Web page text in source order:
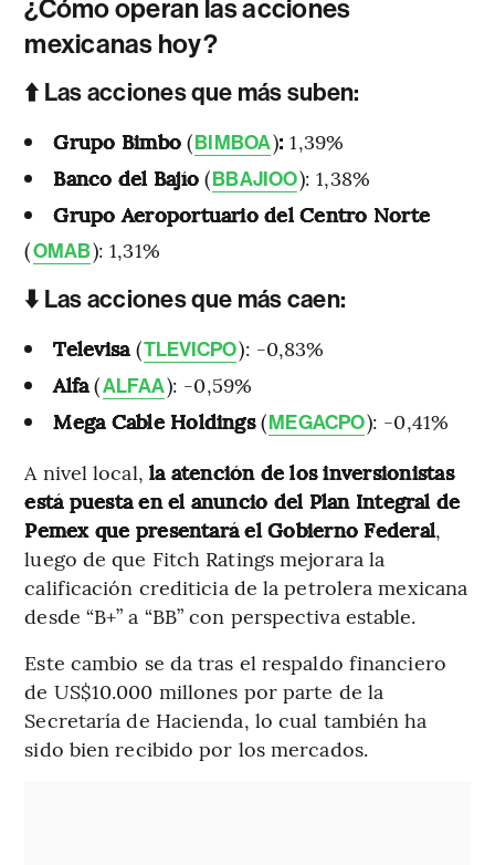
¿Cómo operan las acciones
mexicanas hoy?
⬆️ Las acciones que más suben:
Grupo Bimbo(BIMBOA): 1,39%
Banco del Bajío(BBAJIOO): 1,38%
Grupo Aeroportuario del Centro Norte
(OMAB): 1,31%
⬇️ Las acciones que más caen:
Televisa (TLEVICPO): -0,83%
Alfa(ALFAA): -0,59%
Mega Cable Holdings(MEGACPO): -0,41%
A nivel local, la atención de los inversionistas
está puesta en el anuncio del Plan Integral de
Pemex que presentará el Gobierno Federal,
luego de que Fitch Ratings mejorara la
calificación crediticia de la petrolera mexicana
desde “B+” a “BB” con perspectiva estable.
Este cambio se da tras el respaldo financiero
de US$10.000 millones por parte de la
Secretaría de Hacienda, lo cual también ha
sido bien recibido por los mercados.